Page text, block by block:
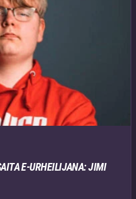
E-URHEILIJANA: JIMI